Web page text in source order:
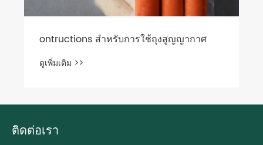
ontructions สำหรับการใช้ถุงสูญญากาศ
ดูเพิ่มเติม >>
ติดต่อเรา